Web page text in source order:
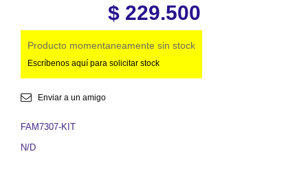
$229.500
Producto momentaneamente sin stock
Escríbenos aquí para solicitar stock
Enviar a un amigo
FAM7307-KIT
N/D